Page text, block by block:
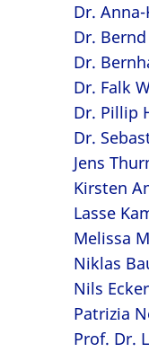
Dr.
Dr.
Dr.
Dr. Falk
Dr. Pillip
Dr.
Jens
Kirsten
Lasse
Melissa
Niklas
Nils
Patrizia
Prof. Dr.